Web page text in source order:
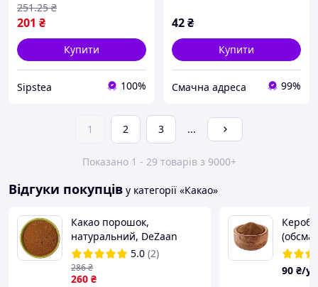
201 ₴
251.25 ₴
Купити
Sipstea 100%
42₴
Купити
Смачна адреса 99%
1 2 3 ...
Показано 1 - 29 товарів з 9000+
Відгуки покупців у категорії «Какао»
Какао порошок,
натуральний, DeZaan
N11N, 10-12%, 500г
5.0 (2)
260 ₴
286₴
Кероб
90 ₴/